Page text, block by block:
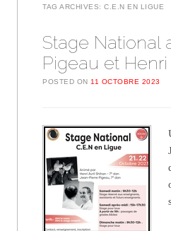
TAG ARCHIVES:C.E.N EN LIGUE
Stage National
Pigeau et
POSTED ON11 OCTOBRE 2023